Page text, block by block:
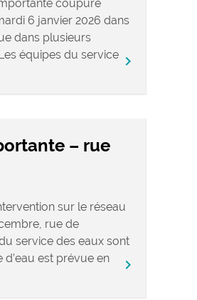
coupure
6 janvier 2026 dans
dans plusieurs
équipes du service keyboard_arrow_right
– rue
sur le réseau
rue de
service des eaux sont
est prévue en
keyboard_arrow_right